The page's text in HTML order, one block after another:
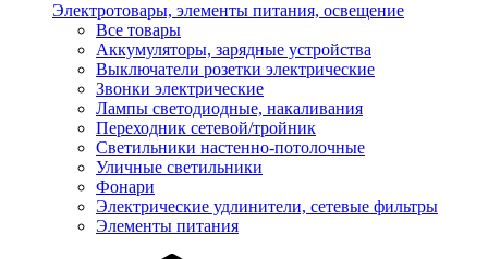
Электротовары, элементы питания, освещение
Все товары
Аккумуляторы, зарядные устройства
Выключатели розетки электрические
Звонки электрические
Лампы светодиодные, накаливания
Переходник сетевой/тройник
Светильники настенно-потолочные
Уличные светильники
Фонари
Электрические удлинители, сетевые фильтры
Элементы питания